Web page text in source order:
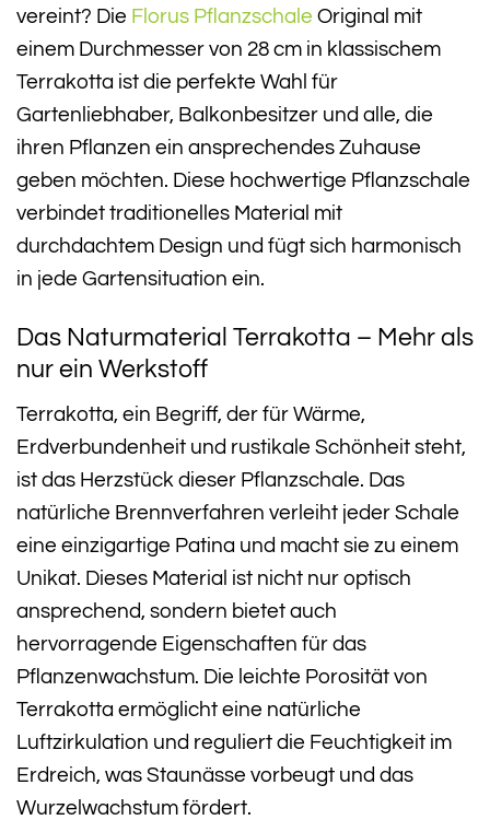
vereint? Die Florus Pflanzschale Original mit
einem Durchmesser von 28 cm in klassischem
Terrakotta ist die perfekte Wahl für
Gartenliebhaber, Balkonbesitzer und alle, die
ihren Pflanzen ein ansprechendes Zuhause
geben möchten. Diese hochwertige Pflanzschale
verbindet traditionelles Material mit
durchdachtem Design und fügt sich harmonisch
in jede Gartensituation ein.
Das Naturmaterial Terrakotta – Mehr als
nur ein Werkstoff
Terrakotta, ein Begriff, der für Wärme,
Erdverbundenheit und rustikale Schönheit steht,
ist das Herzstück dieser Pflanzschale. Das
natürliche Brennverfahren verleiht jeder Schale
eine einzigartige Patina und macht sie zu einem
Unikat. Dieses Material ist nicht nur optisch
ansprechend, sondern bietet auch
hervorragende Eigenschaften für das
Pflanzenwachstum. Die leichte Porosität von
Terrakotta ermöglicht eine natürliche
Luftzirkulation und reguliert die Feuchtigkeit im
Erdreich, was Staunässe vorbeugt und das
Wurzelwachstum fördert.